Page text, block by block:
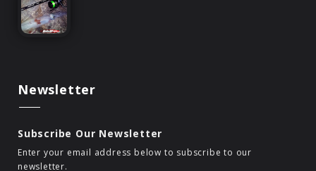
Newsletter
Subscribe Our Newsletter
Enter your email address below to subscribe to our
newsletter.